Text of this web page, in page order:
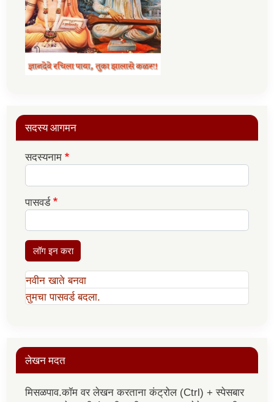
सदस्य आगमन
सदस्यनाम
पासवर्ड
लॉग इन करा
नवीन खाते बनवा
तुमचा पासवर्ड बदला.
लेखन मदत
मिसळपाव.कॉम वर लेखन करताना कंट्रोल (Ctrl) + स्पेसबार